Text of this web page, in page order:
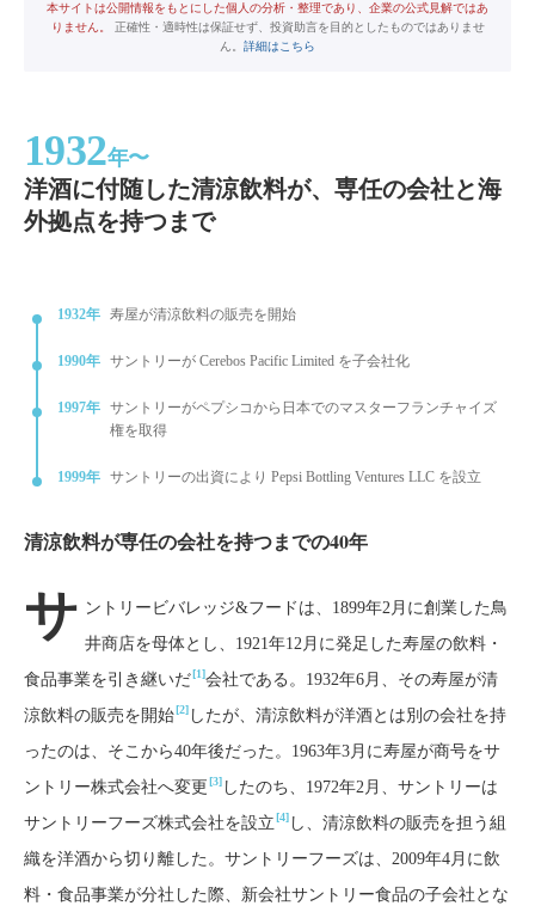
本サイトは公開情報をもとにした個人の分析・整理であり、企業の公式見解ではあ
りません。
正確性・適時性は保証せず、投資助言を目的としたものではありませ
ん。 詳細はこちら
1932年〜
洋酒に付随した清涼飲料が、専任の会社と海
外拠点を持つまで
1932年 寿屋が清涼飲料の販売を開始
1990年 サントリーが Cerebos Pacific Limited を子会社化
1997年 サントリーがペプシコから日本でのマスターフランチャイズ
権を取得
1999年 サントリーの出資により Pepsi Bottling Ventures LLC を設立
清涼飲料が専任の会社を持つまでの40年
サ ントリービバレッジ&フードは、1899年2月に創業した鳥
井商店を母体とし、1921年12月に発足した寿屋の飲料・
食品事業を引き継いだ[1]会社である。1932年6月、その寿屋が清
涼飲料の販売を開始[2] したが、清涼飲料が洋酒とは別の会社を持
ったのは、そこから40年後だった。1963年3月に寿屋が商号をサ
ントリー株式会社へ変更[3] したのち、1972年2月、サントリーは
サントリーフーズ株式会社を設立[4] し、清涼飲料の販売を担う組
織を洋酒から切り離した。サントリーフーズは、2009年4月に飲
料・食品事業が分社した際、新会社サントリー食品の子会社とな